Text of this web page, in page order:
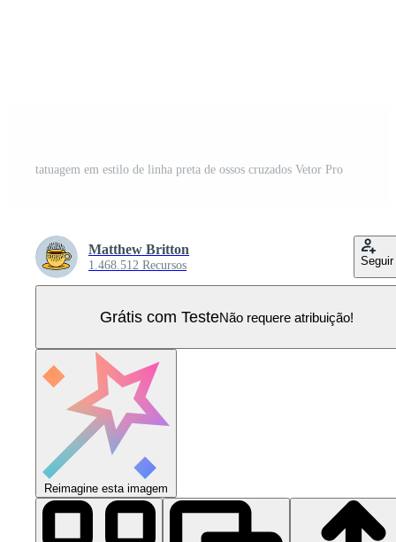
tatuagem em estilo de linha preta de ossos cruzados Vetor Pro
Matthew Britton
1.468.512 Recursos Seguir
Grátis com TesteNão requere atribuição!
Reimagine esta imagem